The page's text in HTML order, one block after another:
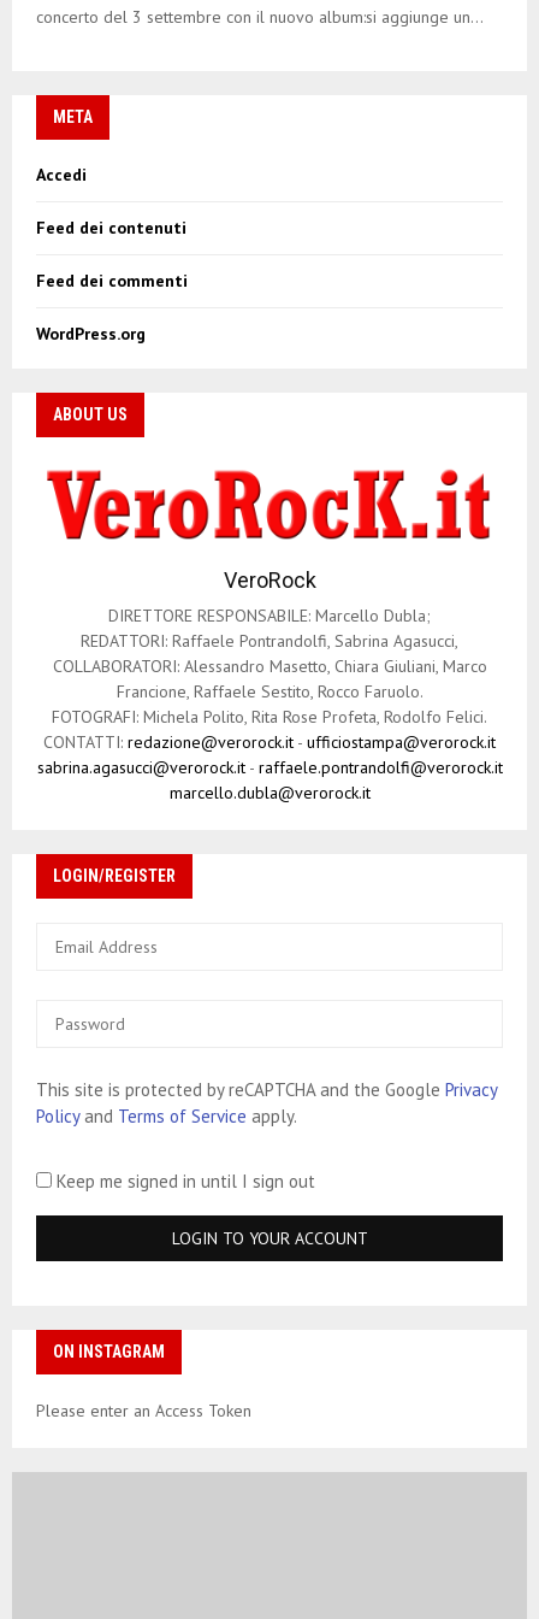
concerto del 3 settembre con il nuovo album:si aggiunge un...
META
Accedi
Feed dei contenuti
Feed dei commenti
WordPress.org
ABOUT US
VeroRock
DIRETTORE RESPONSABILE: Marcello Dubla;
REDATTORI: Raffaele Pontrandolfi, Sabrina Agasucci,
COLLABORATORI: Alessandro Masetto, Chiara Giuliani, Marco
Francione, Raffaele Sestito, Rocco Faruolo.
FOTOGRAFI: Michela Polito, Rita Rose Profeta, Rodolfo Felici.
CONTATTI: redazione@verorock.it - ufficiostampa@verorock.it
sabrina.agasucci@verorock.it- raffaele.pontrandolfi@verorock.it
marcello.dubla@verorock.it
LOGIN/REGISTER
This site is protected by reCAPTCHA and the Google Privacy
Policyand Terms of Service apply.
Keep me signed in until I sign out
ON INSTAGRAM
Please enter an Access Token